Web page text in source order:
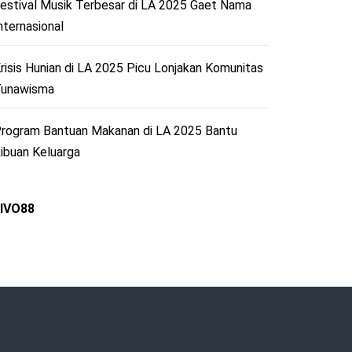
Musik Terbesar di LA 2025 Gaet Nama
Hunian di LA 2025 Picu Lonjakan Komunitas
Bantuan Makanan di LA 2025 Bantu
Keluarga